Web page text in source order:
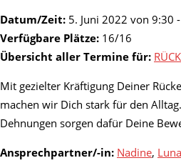
Datum/Zeit: 5. Juni 2022 von 9:30
Verfügbare Plätze: 16/16
Übersicht aller Termine für:
Mit gezielter Kräftigung Deiner
machen wir Dich stark für den
Dehnungen sorgen dafür Deine
Ansprechpartner/-in: Nadine, Luna